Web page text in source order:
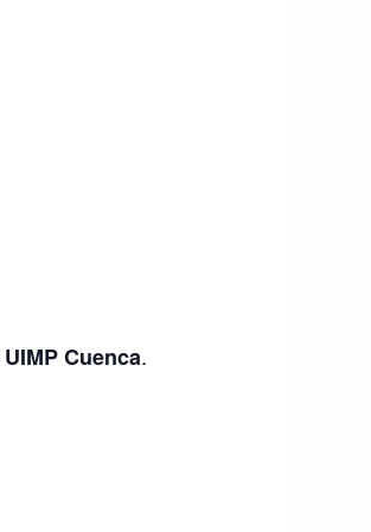
UIMP Cuenca.